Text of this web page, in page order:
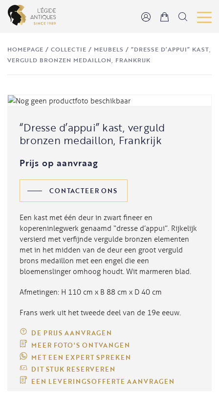
HOMEPAGE /COLLECTIE / MEUBELS /“DRESSE D’APPUI” KAST,
VERGULD BRONZEN MEDAILLON, FRANKRIJK
“Dresse d’appui” kast, verguld
bronzen medaillon, Frankrijk
Prijs op aanvraag
CONTACTEER ONS
Een kast met één deur in zwart fineer en
kopereninlegwerk genaamd “dresse d’appui”. Rijkelijk
versierd met verfijnde vergulde bronzen elementen
met in het midden van de deur een groot verguld
brons medaillon met een engel die een
bloemenslinger omhoog houdt. Wit marmeren blad.
Afmetingen: H 110 cm x B 88 cm x D 40 cm
Frans werk uit het tweede deel van de 19e eeuw.
DE PRIJS AANVRAGEN
MEER FOTO'S ONTVANGEN
MET EEN EXPERT SPREKEN
DIT STUK RESERVEREN
EEN LEVERINGSOFFERTE AANVRAGEN